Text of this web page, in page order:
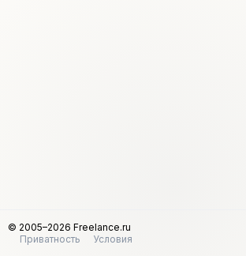
© 2005–2026 Freelance.ru
Приватность
Условия